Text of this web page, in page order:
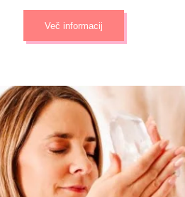
Več informacij